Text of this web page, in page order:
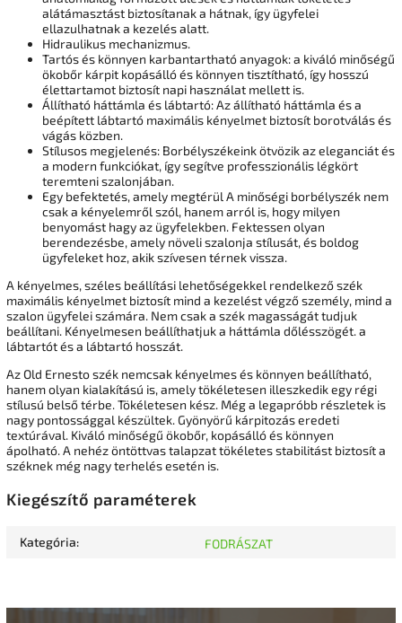
alátámasztást biztosítanak a hátnak, így ügyfelei
ellazulhatnak a kezelés alatt.
Hidraulikus mechanizmus.
Tartós és könnyen karbantartható anyagok: a kiváló minőségű
ökobőr kárpit kopásálló és könnyen tisztítható, így hosszú
élettartamot biztosít napi használat mellett is.
Állítható háttámla és lábtartó: Az állítható háttámla és a
beépített lábtartó maximális kényelmet biztosít borotválás és
vágás közben.
Stílusos megjelenés: Borbélyszékeink ötvözik az eleganciát és
a modern funkciókat, így segítve professzionális légkört
teremteni szalonjában.
Egy befektetés, amely megtérül A minőségi borbélyszék nem
csak a kényelemről szól, hanem arról is, hogy milyen
benyomást hagy az ügyfelekben. Fektessen olyan
berendezésbe, amely növeli szalonja stílusát, és boldog
ügyfeleket hoz, akik szívesen térnek vissza.
A kényelmes, széles beállítási lehetőségekkel rendelkező szék
maximális kényelmet biztosít mind a kezelést végző személy, mind a
szalon ügyfelei számára. Nem csak a szék magasságát tudjuk
beállítani. Kényelmesen beállíthatjuk a háttámla dőlésszögét. a
lábtartót és a lábtartó hosszát.
Az Old Ernesto szék nemcsak kényelmes és könnyen beállítható,
hanem olyan kialakítású is, amely tökéletesen illeszkedik egy régi
stílusú belső térbe. Tökéletesen kész. Még a legapróbb részletek is
nagy pontossággal készültek. Gyönyörű kárpitozás eredeti
textúrával. Kiváló minőségű ökobőr, kopásálló és könnyen
ápolható. A nehéz öntöttvas talapzat tökéletes stabilitást biztosít a
széknek még nagy terhelés esetén is.
Kiegészítő paraméterek
Kategória: FODRÁSZAT